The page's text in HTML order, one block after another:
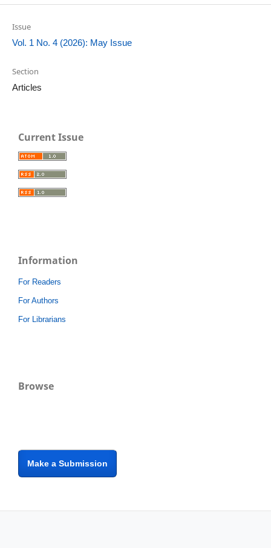
Issue
Vol. 1 No. 4 (2026): May Issue
Section
Articles
Current Issue
Information
For Readers
For Authors
For Librarians
Browse
Make a Submission